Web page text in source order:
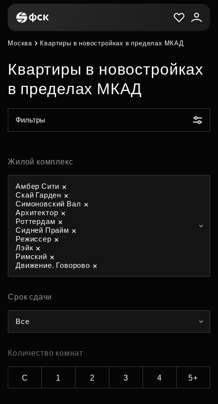
Москва Квартиры в новостройках в пределах МКАД
Квартиры в новостройках
в пределах МКАД
Фильтры
Жилой комплекс
Амбер Сити
Скай Гарден
Симоновский Вал
Архитектор
Роттердам
Сидней Прайм
Режиссер
Лэйк
Римский
Движение. Говорово
Срок сдачи
Все
Количество комнат
С 1 2 3 4 5+